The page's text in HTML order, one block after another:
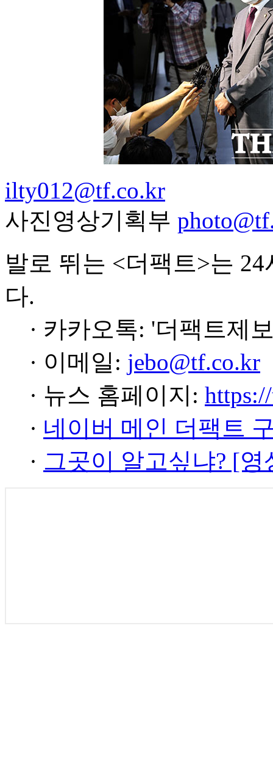
ilty012@tf.co.kr
사진영상기획부
발로 뛰는 <더팩트>는
다.
· 카카오톡: '더팩트제
· 이메일: jebo@tf.co.kr
· 뉴스 홈페이지:
· 네이버 메인 더팩트
· 그곳이 알고싶냐? [